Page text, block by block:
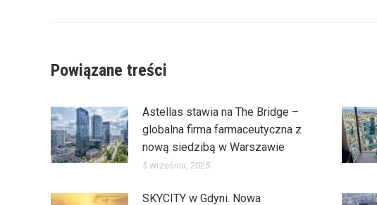
Powiązane treści
Astellas stawia na The Bridge –
globalna firma farmaceutyczna z
nową siedzibą w Warszawie
5 września, 2025
SKYCITY w Gdyni. Nowa